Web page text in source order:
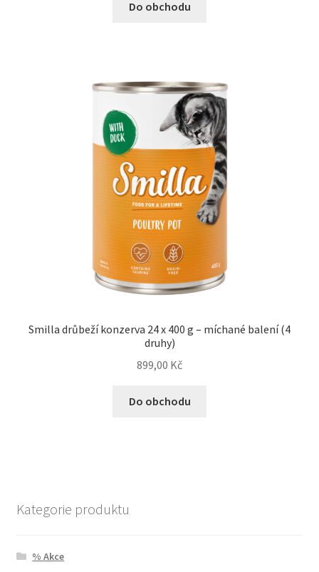
Do obchodu
Smilla drůbeží konzerva 24 x 400 g – míchané balení (4
druhy)
899,00 Kč
Do obchodu
Kategorie produktu
% Akce